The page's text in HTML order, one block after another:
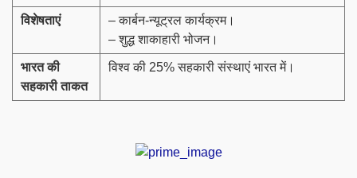
विशेषताएं
– कार्बन-न्यूट्रल कार्यक्रम।
– शुद्ध शाकाहारी भोजन।
भारत की
सहकारी ताकत
विश्व की 25% सहकारी संस्थाएं भारत में।